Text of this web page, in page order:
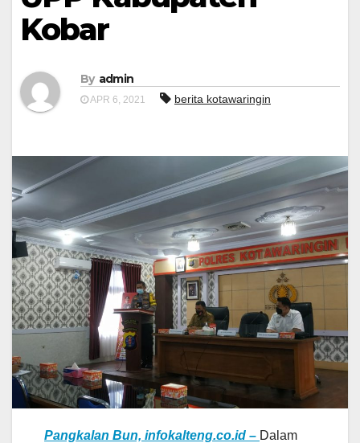
Kobar
By admin
APR 6, 2021 berita kotawaringin
Pangkalan Bun, infokalteng.co.id – Dalam